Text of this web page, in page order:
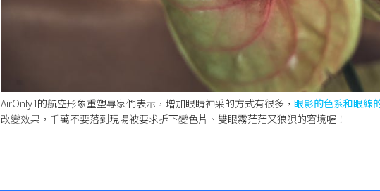
AirOnly1的航空形象重塑專家們表示，增加眼睛神采的方式有很多，眼影的色系和眼線
改變效果，千萬不要落到現場被要求拆下變色片、雙眼霧茫茫又狼狽的窘境喔！